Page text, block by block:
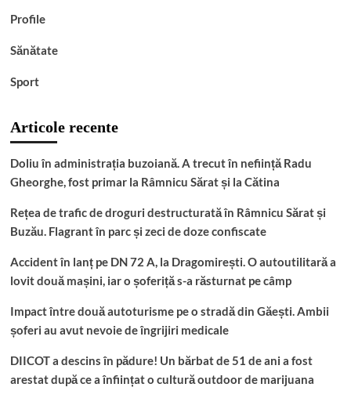
Profile
Sănătate
Sport
Articole recente
Doliu în administrația buzoiană. A trecut în neființă Radu
Gheorghe, fost primar la Râmnicu Sărat și la Cătina
Rețea de trafic de droguri destructurată în Râmnicu Sărat și
Buzău. Flagrant în parc și zeci de doze confiscate
Accident în lanț pe DN 72 A, la Dragomirești. O autoutilitară a
lovit două mașini, iar o șoferiță s-a răsturnat pe câmp
Impact între două autoturisme pe o stradă din Găești. Ambii
șoferi au avut nevoie de îngrijiri medicale
DIICOT a descins în pădure! Un bărbat de 51 de ani a fost
arestat după ce a înființat o cultură outdoor de marijuana